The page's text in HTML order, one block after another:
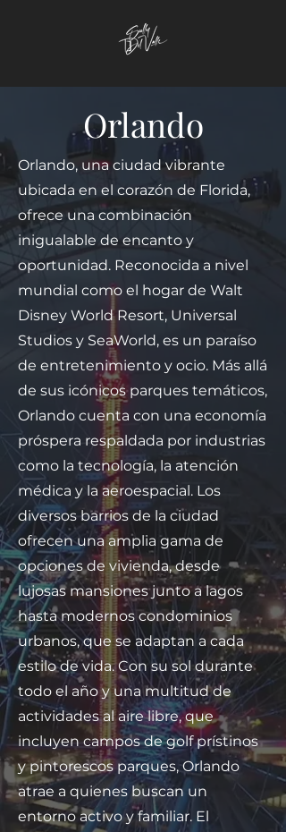
Orlando
Orlando, una ciudad vibrante
ubicada en el corazón de Florida,
ofrece una combinación
inigualable de encanto y
oportunidad. Reconocida a nivel
mundial como el hogar de Walt
Disney World Resort, Universal
Studios y SeaWorld, es un paraíso
de entretenimiento y ocio. Más allá
de sus icónicos parques temáticos,
Orlando cuenta con una economía
próspera respaldada por industrias
como la tecnología, la atención
médica y la aeroespacial. Los
diversos barrios de la ciudad
ofrecen una amplia gama de
opciones de vivienda, desde
lujosas mansiones junto a lagos
hasta modernos condominios
urbanos, que se adaptan a cada
estilo de vida. Con su sol durante
todo el año y una multitud de
actividades al aire libre, que
incluyen campos de golf prístinos
y pintorescos parques, Orlando
atrae a quienes buscan un
entorno activo y familiar. El